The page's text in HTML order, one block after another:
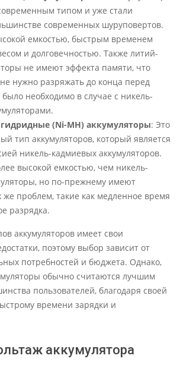
типом и уже стали
современных шуруповертов.
емкостью, быстрым временем
и долговечностью. Также литий-
не имеют эффекта памяти, что
нужно разряжать до конца перед
было необходимо в случае с никель-
(Ni-MH) аккумуляторы: Это
тип аккумуляторов, который является
никель-кадмиевых аккумуляторов.
высокой емкостью, чем никель-
но по-прежнему имеют
же проблем, такие как медленное время
разрядка.
аккумуляторов имеет свои
поэтому выбор зависит от
потребностей и бюджета. Однако,
обычно считаются лучшим
пользователей, благодаря своей
времени зарядки и
аккумулятора